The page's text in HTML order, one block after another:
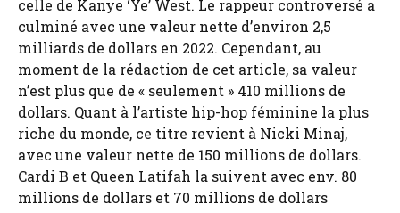
celle de Kanye ‘Ye’ West. Le rappeur controversé a
culminé avec une valeur nette d’environ 2,5
milliards de dollars en 2022. Cependant, au
moment de la rédaction de cet article, sa valeur
n’est plus que de « seulement » 410 millions de
dollars. Quant à l’artiste hip-hop féminine la plus
riche du monde, ce titre revient à Nicki Minaj,
avec une valeur nette de 150 millions de dollars.
Cardi B et Queen Latifah la suivent avec env. 80
millions de dollars et 70 millions de dollars